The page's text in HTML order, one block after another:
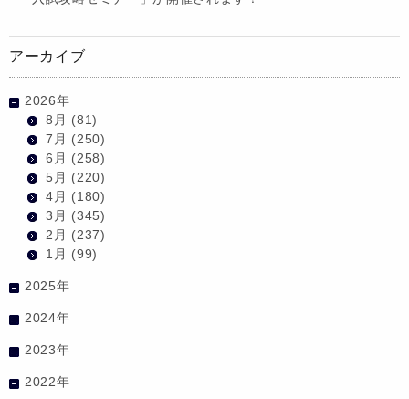
アーカイブ
2026年
8月 (81)
7月 (250)
6月 (258)
5月 (220)
4月 (180)
3月 (345)
2月 (237)
1月 (99)
2025年
2024年
2023年
2022年